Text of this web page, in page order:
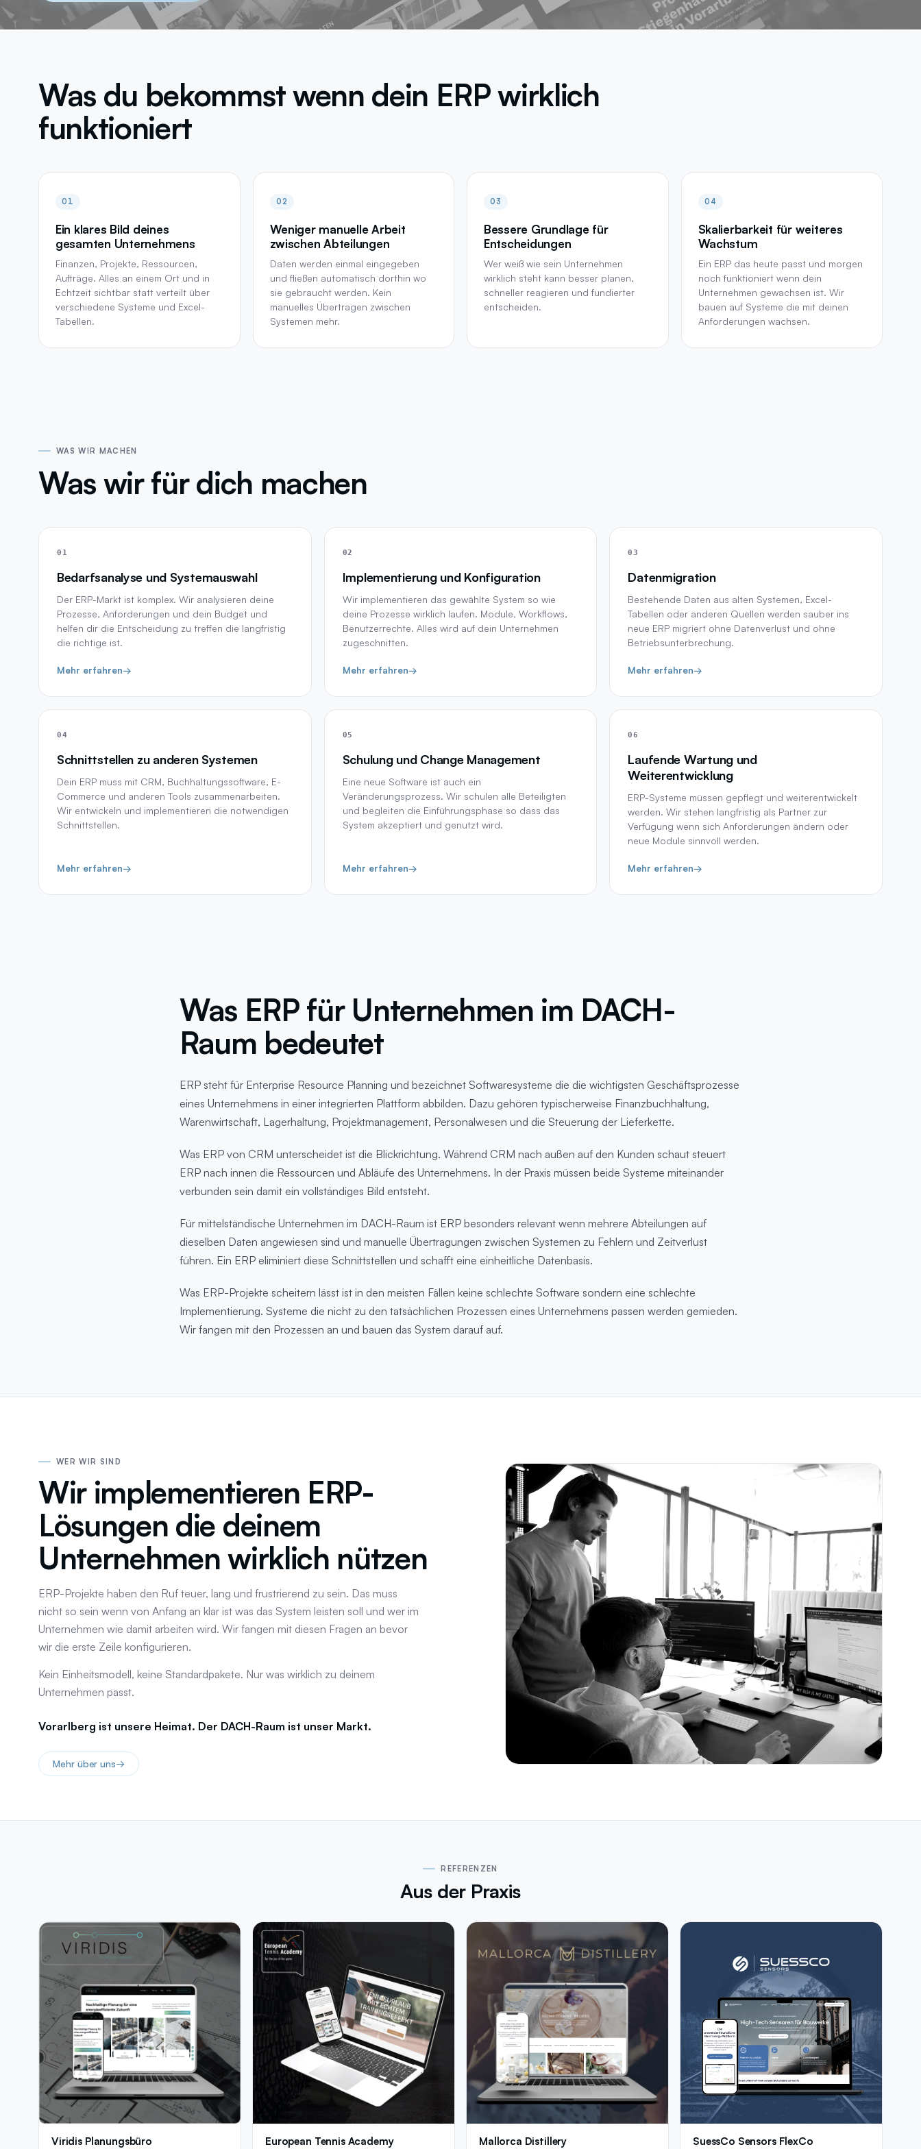
Kostenlos · SEO-Analyse + 15 Min. Call mit Experte
Was du bekommst wenn dein ERP wirklich
funktioniert
01
Ein klares Bild deines
gesamten Unternehmens
Finanzen, Projekte, Ressourcen,
Aufträge. Alles an einem Ort und in
Echtzeit sichtbar statt verteilt über
verschiedene Systeme und Excel-
Tabellen.
02
Weniger manuelle Arbeit
zwischen Abteilungen
Daten werden einmal eingegeben
und fließen automatisch dorthin wo
sie gebraucht werden. Kein
manuelles Übertragen zwischen
Systemen mehr.
03
Bessere Grundlage für
Entscheidungen
Wer weiß wie sein Unternehmen
wirklich steht kann besser planen,
schneller reagieren und fundierter
entscheiden.
04
Skalierbarkeit für weiteres
Wachstum
Ein ERP das heute passt und morgen
noch funktioniert wenn dein
Unternehmen gewachsen ist. Wir
bauen auf Systeme die mit deinen
Anforderungen wachsen.
WAS WIR MACHEN
Was wir für dich machen
01
Bedarfsanalyse und Systemauswahl
Der ERP-Markt ist komplex. Wir analysieren deine
Prozesse, Anforderungen und dein Budget und
helfen dir die Entscheidung zu treffen die langfristig
die richtige ist.
Mehr erfahren→
02
Implementierung und Konfiguration
Wir implementieren das gewählte System so wie
deine Prozesse wirklich laufen. Module, Workflows,
Benutzerrechte. Alles wird auf dein Unternehmen
zugeschnitten.
Mehr erfahren→
03
Datenmigration
Bestehende Daten aus alten Systemen, Excel-
Tabellen oder anderen Quellen werden sauber ins
neue ERP migriert ohne Datenverlust und ohne
Betriebsunterbrechung.
Mehr erfahren→
04
Schnittstellen zu anderen Systemen
Dein ERP muss mit CRM, Buchhaltungssoftware, E-
Commerce und anderen Tools zusammenarbeiten.
Wir entwickeln und implementieren die notwendigen
Schnittstellen.
Mehr erfahren→
05
Schulung und Change Management
Eine neue Software ist auch ein
Veränderungsprozess. Wir schulen alle Beteiligten
und begleiten die Einführungsphase so dass das
System akzeptiert und genutzt wird.
Mehr erfahren→
06
Laufende Wartung und
Weiterentwicklung
ERP-Systeme müssen gepflegt und weiterentwickelt
werden. Wir stehen langfristig als Partner zur
Verfügung wenn sich Anforderungen ändern oder
neue Module sinnvoll werden.
Mehr erfahren→
Was ERP für Unternehmen im DACH-
Raum bedeutet
ERP steht für Enterprise Resource Planning und bezeichnet Softwaresysteme die die wichtigsten Geschäftsprozesse
eines Unternehmens in einer integrierten Plattform abbilden. Dazu gehören typischerweise Finanzbuchhaltung,
Warenwirtschaft, Lagerhaltung, Projektmanagement, Personalwesen und die Steuerung der Lieferkette.
Was ERP von CRM unterscheidet ist die Blickrichtung. Während CRM nach außen auf den Kunden schaut steuert
ERP nach innen die Ressourcen und Abläufe des Unternehmens. In der Praxis müssen beide Systeme miteinander
verbunden sein damit ein vollständiges Bild entsteht.
Für mittelständische Unternehmen im DACH-Raum ist ERP besonders relevant wenn mehrere Abteilungen auf
dieselben Daten angewiesen sind und manuelle Übertragungen zwischen Systemen zu Fehlern und Zeitverlust
führen. Ein ERP eliminiert diese Schnittstellen und schafft eine einheitliche Datenbasis.
Was ERP-Projekte scheitern lässt ist in den meisten Fällen keine schlechte Software sondern eine schlechte
Implementierung. Systeme die nicht zu den tatsächlichen Prozessen eines Unternehmens passen werden gemieden.
Wir fangen mit den Prozessen an und bauen das System darauf auf.
WER WIR SIND
Wir implementieren ERP-
Lösungen die deinem
Unternehmen wirklich nützen
ERP-Projekte haben den Ruf teuer, lang und frustrierend zu sein. Das muss
nicht so sein wenn von Anfang an klar ist was das System leisten soll und wer im
Unternehmen wie damit arbeiten wird. Wir fangen mit diesen Fragen an bevor
wir die erste Zeile konfigurieren.
Kein Einheitsmodell, keine Standardpakete. Nur was wirklich zu deinem
Unternehmen passt.
Vorarlberg ist unsere Heimat. Der DACH-Raum ist unser Markt.
Mehr über uns→
REFERENZEN
Aus der Praxis
Viridis Planungsbüro European Tennis Academy Mallorca Distillery SuessCo Sensors FlexCo